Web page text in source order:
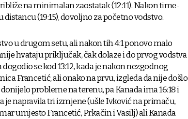
na minimalan zaostatak (12:11). Nakon time-
(19:15), dovoljno za početno vodstvo.
u drugom setu, ali nakon tih 4:1 ponovo malo
hvataju priključak, čak dolaze i do prvog vodstva
se kod 13:12, kada je nakon nezgodnog
Francetić, ali onako na prvu, izgleda da nije došlo
probleme na terenu, pa Kanada ima 16:18 i
je napravila tri izmjene (ušle Ivković na primaču,
umjesto Francetić, Prkačin i Vasilj) ali Kanada